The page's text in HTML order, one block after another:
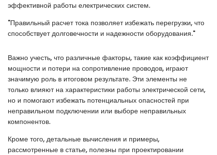
эффективной работы електрических систем.
"Правильный расчет тока позволяет избежать перегрузки, что
способствует долговечности и надежности оборудования."
Важно учесть, что различные факторы, такие как коэффициент
мощности и потери на сопротивление проводов, играют
значимую роль в итоговом результате. Эти элементы не
только влияют на характеристики работы электрической сети,
но и помогают избежать потенциальных опасностей при
неправильном подключении или выборе неправильных
компонентов.
Кроме того, детальные вычисления и примеры,
рассмотренные в статье, полезны при проектировании